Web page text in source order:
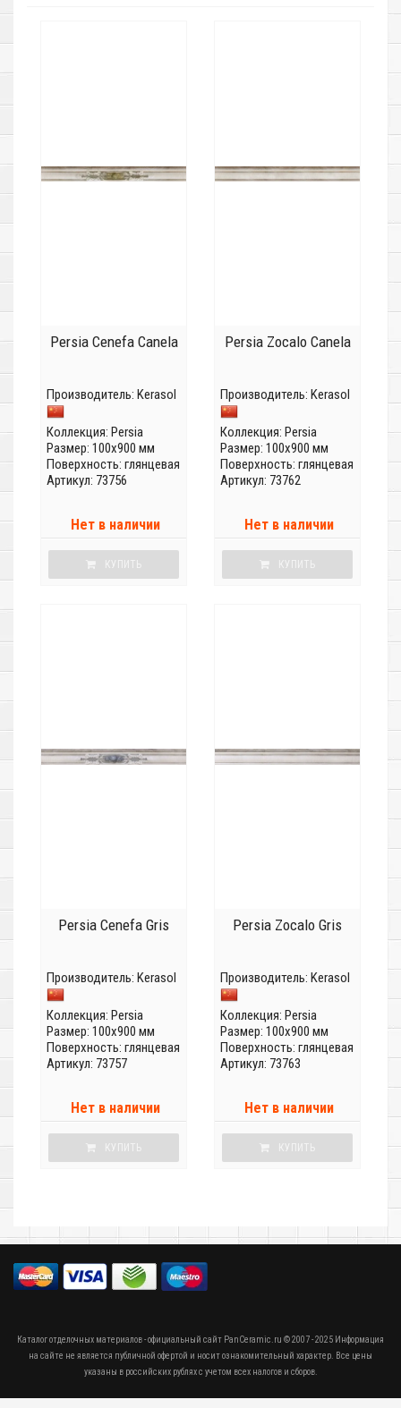
Persia Cenefa Canela
Производитель: Kerasol
Коллекция: Persia
Размер: 100x900 мм
Поверхность: глянцевая
Артикул: 73756
Нет в наличии
КУПИТЬ
Persia Zocalo Canela
Производитель: Kerasol
Коллекция: Persia
Размер: 100x900 мм
Поверхность: глянцевая
Артикул: 73762
Нет в наличии
КУПИТЬ
Persia Cenefa Gris
Производитель: Kerasol
Коллекция: Persia
Размер: 100x900 мм
Поверхность: глянцевая
Артикул: 73757
Нет в наличии
КУПИТЬ
Persia Zocalo Gris
Производитель: Kerasol
Коллекция: Persia
Размер: 100x900 мм
Поверхность: глянцевая
Артикул: 73763
Нет в наличии
КУПИТЬ
Каталог отделочных материалов - официальный сайт PanCeramic.ru © 2007 - 2025 Информация
на сайте не является публичной офертой и носит ознакомительный характер. Все цены
указаны в российских рублях с учетом всех налогов и сборов.